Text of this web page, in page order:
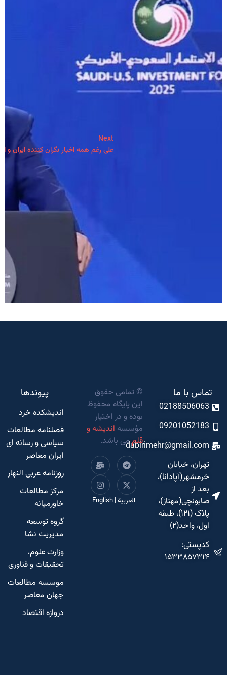
Next
علی رغم همه اخبار نگران کننده ایران و
تماس با ما
02188506063
09201052183
dabirimehr@gmail.com
تهران، خیابان
خرمشهر(آپادانا)،
بعد از
صابونچی(مهناز)،
پلاک (۱۲۱)، طبقه
اول، واحد(۲)
کدپستی:
۱۵۳۳۸۵۷۳۱۴
© تمامی حقوق
این پایگاه محفوظ
بوده و در اختیار
مؤسسه اندیشه و
قلممی باشد.
العربية|
English
پیوندها
اندیشکده‌ خرد
فصلنامه مطالعات
سیاسی و رسانه ای
ایران معاصر
روزنامه عربی النهار
مرکز مطالعات
خاورمیانه
گروه توسعه
مدیریت نشا
وزارت علوم،
تحقیقات و فناوری
موسسه مطالعات
جهان معاصر
دروازه اقتصاد